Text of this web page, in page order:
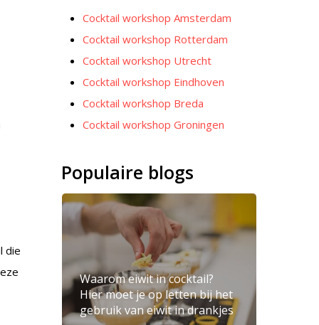
die
Cocktail workshop Amsterdam
Cocktail workshop Rotterdam
Cocktail workshop Utrecht
Cocktail workshop Eindhoven
Cocktail workshop Breda
Cocktail workshop Groningen
Populaire blogs
Waarom eiwit in cocktail?
Hier moet je op letten bij het
gebruik van eiwit in drankjes